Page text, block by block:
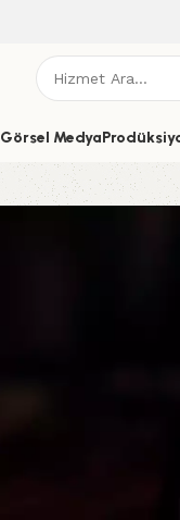
Görsel Medya